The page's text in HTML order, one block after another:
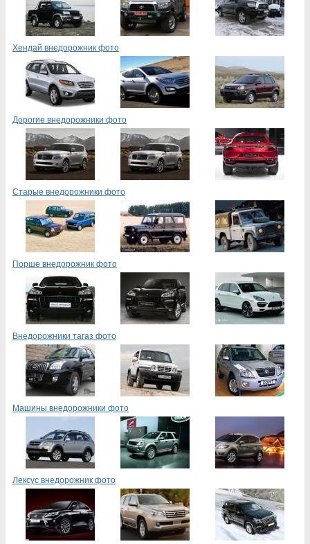
Хендай внедорожник фото
Дорогие внедорожники фото
Старые внедорожники фото
Порше внедорожник фото
Внедорожники тагаз фото
Машины внедорожники фото
Лексус внедорожник фото